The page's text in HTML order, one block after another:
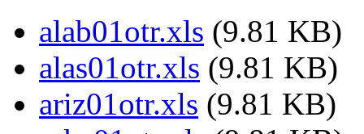
alab01otr.xls (9.81 KB)
alas01otr.xls (9.81 KB)
ariz01otr.xls (9.81 KB)